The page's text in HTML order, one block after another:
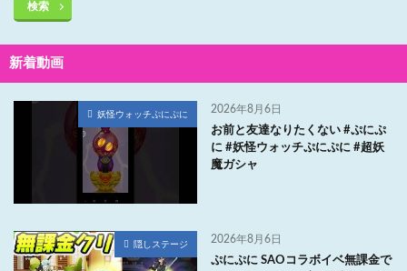
検索
新着動画
妖怪ウォッチぷにぷに 2026年8月6日
お前と友達なりたくない #ぷにぷ
に #妖怪ウォッチぷにぷに #超妖
魔ガシャ
隠しステージ 2026年8月6日
ぷにぷに SAOコラボイベ無課金で